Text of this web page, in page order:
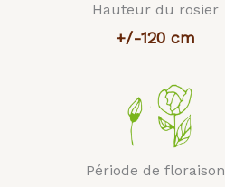
Hauteur du rosier
+/-120 cm
Période de floraison